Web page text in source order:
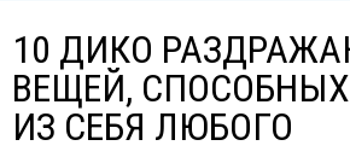
10 ДИКО
ВЕЩЕЙ,
ИЗ СЕБЯ ЛЮБОГО